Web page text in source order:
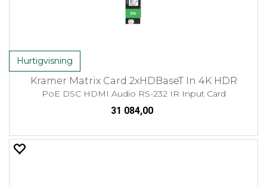
Hurtigvisning
Kramer Matrix Card 2xHDBaseT In 4K HDR
PoE DSC HDMI Audio RS-232 IR Input Card
31 084,00